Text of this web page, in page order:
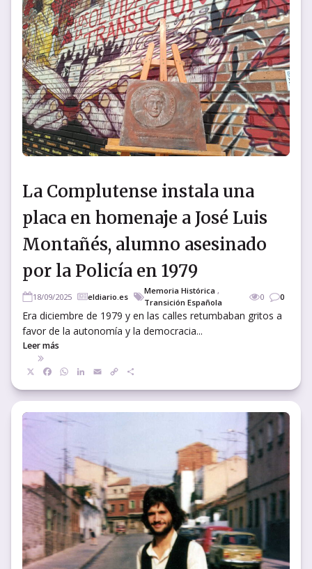
La Complutense instala una
placa en homenaje a José Luis
Montañés, alumno asesinado
por la Policía en 1979
18/09/2025 eldiario.es
Memoria Histórica ,
Transición Española
0 0
Era diciembre de 1979 y en las calles retumbaban gritos a
favor de la autonomía y la democracia...
Leer más
Facebook
WhatsApp
LinkedIn
EmailCopy